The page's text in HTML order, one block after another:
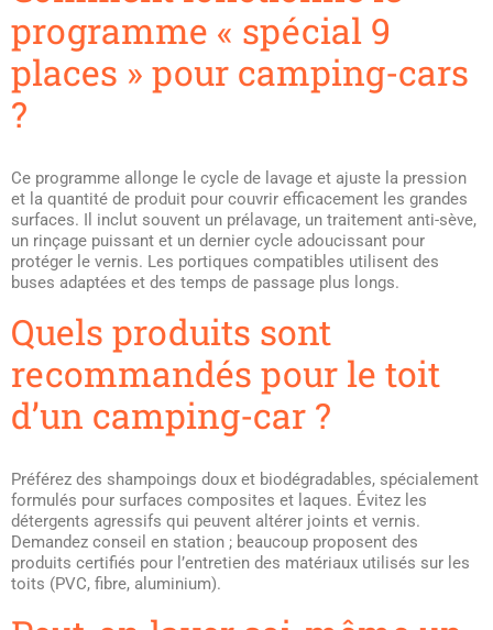
programme « spécial 9
places » pour camping-cars
?
Ce programme allonge le cycle de lavage et ajuste la pression
et la quantité de produit pour couvrir efficacement les grandes
surfaces. Il inclut souvent un prélavage, un traitement anti-sève,
un rinçage puissant et un dernier cycle adoucissant pour
protéger le vernis. Les portiques compatibles utilisent des
buses adaptées et des temps de passage plus longs.
Quels produits sont
recommandés pour le toit
d’un camping-car ?
Préférez des shampoings doux et biodégradables, spécialement
formulés pour surfaces composites et laques. Évitez les
détergents agressifs qui peuvent altérer joints et vernis.
Demandez conseil en station ; beaucoup proposent des
produits certifiés pour l’entretien des matériaux utilisés sur les
toits (PVC, fibre, aluminium).